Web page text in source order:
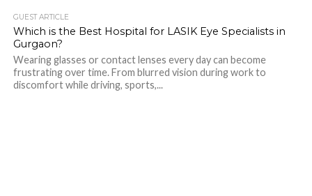
GUEST ARTICLE
Which is the Best Hospital for LASIK Eye Specialists in
Gurgaon?
Wearing glasses or contact lenses every day can become
frustrating over time. From blurred vision during work to
discomfort while driving, sports,...